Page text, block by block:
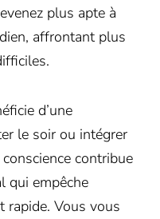
plus apte à
affrontant plus
d’une
le soir ou intégrer
contribue
qui empêche
rapide. Vous vous